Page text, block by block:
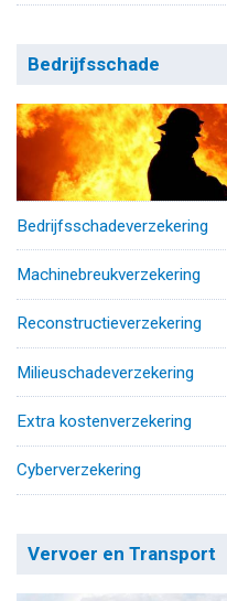
Bedrijfsschade
Bedrijfsschadeverzekering
Machinebreukverzekering
Reconstructieverzekering
Milieuschadeverzekering
Extra kostenverzekering
Cyberverzekering
Vervoer en Transport